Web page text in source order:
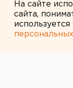
На сайте
сайта,